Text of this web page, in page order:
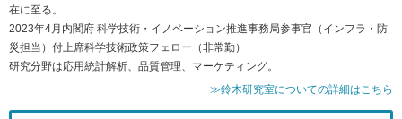
在に至る。
2023年4月内閣府 科学技術・イノベーション推進事務局参事官（インフラ・防
災担当）付上席科学技術政策フェロー（非常勤）
研究分野は応用統計解析、品質管理、マーケティング。
≫鈴木研究室についての詳細はこちら